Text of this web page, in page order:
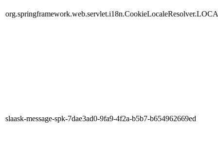
slaask-message-spk-7dae3ad0-9fa9-4f2a-b5b7-b654962669ed